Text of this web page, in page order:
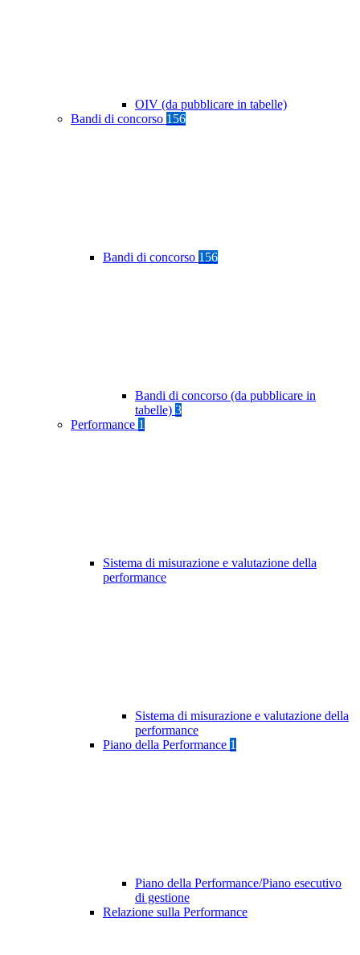
OIV (da pubblicare in tabelle)
Bandi di concorso 156
Bandi di concorso 156
Bandi di concorso (da pubblicare in
tabelle) 3
Performance 1
Sistema di misurazione e valutazione della
performance
Sistema di misurazione e valutazione della
performance
Piano della Performance 1
Piano della Performance/Piano esecutivo
di gestione
Relazione sulla Performance